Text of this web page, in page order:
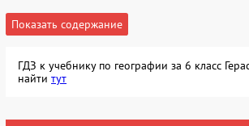
Показать содержание
ГДЗ к учебнику по географии за 6 класс
найти тут